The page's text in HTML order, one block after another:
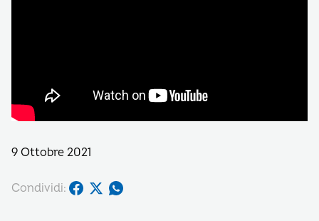
9 Ottobre 2021
Condividi: